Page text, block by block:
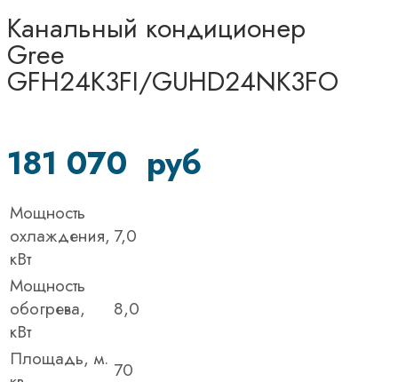
Канальный кондиционер
Gree
GFH24K3FI/GUHD24NK3FO
181 070 руб
Мощность
охлаждения,
кВт
7,0
Мощность
обогрева,
кВт
8,0
Площадь, м. 70